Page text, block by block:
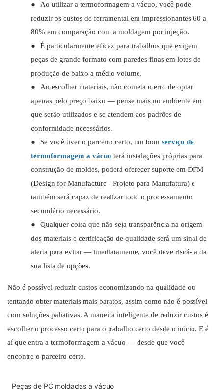
●
Ao utilizar a termoformagem a vácuo, você pode
reduzir os custos de ferramental em impressionantes 60 a
80% em comparação com a moldagem por injeção.
●
É particularmente eficaz para trabalhos que exigem
peças de grande formato com paredes finas em lotes de
produção de baixo a médio volume.
●
Ao escolher materiais, não cometa o erro de optar
apenas pelo preço baixo — pense mais no ambiente em
que serão utilizados e se atendem aos padrões de
conformidade necessários.
●
Se você tiver o parceiro certo, um bom serviço de
termoformagem a vácuo terá instalações próprias para
construção de moldes, poderá oferecer suporte em DFM
(Design for Manufacture - Projeto para Manufatura) e
também será capaz de realizar todo o processamento
secundário necessário.
●
Qualquer coisa que não seja transparência na origem
dos materiais e certificação de qualidade será um sinal de
alerta para evitar — imediatamente, você deve riscá-la da
sua lista de opções.
Não é possível reduzir custos economizando na qualidade ou
tentando obter materiais mais baratos, assim como não é possível
com soluções paliativas. A maneira inteligente de reduzir custos é
escolher o processo certo para o trabalho certo desde o início. E é
aí que entra a termoformagem a vácuo — desde que você
encontre o parceiro certo.
Peças de PC moldadas a vácuo